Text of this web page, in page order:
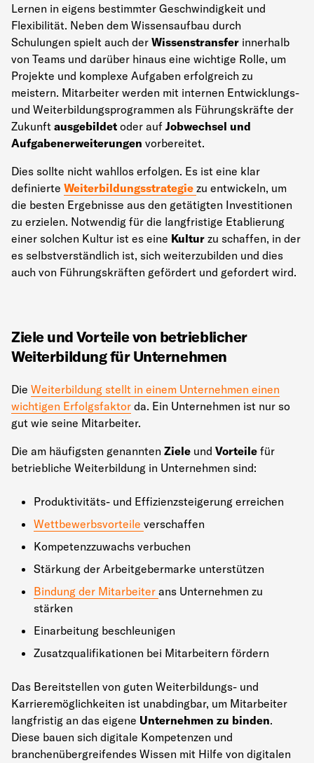
Lernen in eigens bestimmter Geschwindigkeit und
Flexibilität. Neben dem Wissensaufbau durch
Schulungen spielt auch der Wissenstransfer innerhalb
von Teams und darüber hinaus eine wichtige Rolle, um
Projekte und komplexe Aufgaben erfolgreich zu
meistern. Mitarbeiter werden mit internen Entwicklungs-
und Weiterbildungsprogrammen als Führungskräfte der
Zukunft ausgebildet oder auf Jobwechsel und
Aufgabenerweiterungen vorbereitet.
Dies sollte nicht wahllos erfolgen. Es ist eine klar
definierte Weiterbildungsstrategie zu entwickeln, um
die besten Ergebnisse aus den getätigten Investitionen
zu erzielen. Notwendig für die langfristige Etablierung
einer solchen Kultur ist es eine Kultur zu schaffen, in der
es selbstverständlich ist, sich weiterzubilden und dies
auch von Führungskräften gefördert und gefordert wird.
Ziele und Vorteile von betrieblicher
Weiterbildung für Unternehmen
Die Weiterbildung stellt in einem Unternehmen einen
wichtigen Erfolgsfaktor da. Ein Unternehmen ist nur so
gut wie seine Mitarbeiter.
Die am häufigsten genannten Ziele und Vorteile für
betriebliche Weiterbildung in Unternehmen sind:
Produktivitäts- und Effizienzsteigerung erreichen
Wettbewerbsvorteile verschaffen
Kompetenzzuwachs verbuchen
Stärkung der Arbeitgebermarke unterstützen
Bindung der Mitarbeiter ans Unternehmen zu
stärken
Einarbeitung beschleunigen
Zusatzqualifikationen bei Mitarbeitern fördern
Das Bereitstellen von guten Weiterbildungs- und
Karrieremöglichkeiten ist unabdingbar, um Mitarbeiter
langfristig an das eigene Unternehmen zu binden.
Diese bauen sich digitale Kompetenzen und
branchenübergreifendes Wissen mit Hilfe von digitalen